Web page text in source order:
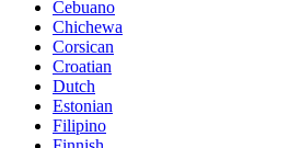
Cebuano
Chichewa
Corsican
Croatian
Dutch
Estonian
Filipino